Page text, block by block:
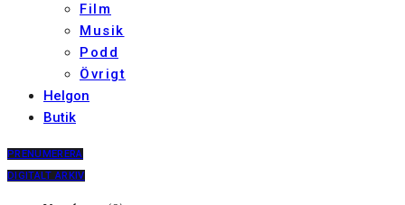
Film
Musik
Podd
Övrigt
Helgon
Butik
PRENUMERERA
DIGITALT ARKIV